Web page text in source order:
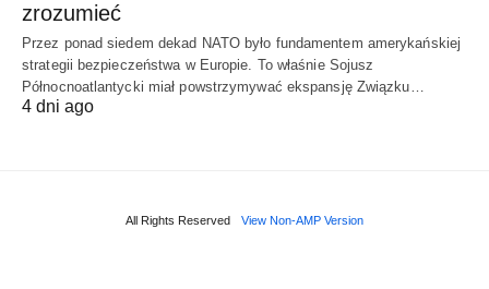
zrozumieć
Przez ponad siedem dekad NATO było fundamentem amerykańskiej
strategii bezpieczeństwa w Europie. To właśnie Sojusz
Północnoatlantycki miał powstrzymywać ekspansję Związku…
4 dni ago
All Rights Reserved View Non-AMP Version